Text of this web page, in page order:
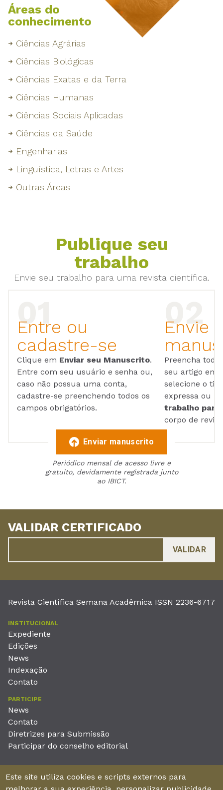
Áreas do
conhecimento
Ciências Agrárias
Ciências Biológicas
Ciências Exatas e da Terra
Ciências Humanas
Ciências Sociais Aplicadas
Ciências da Saúde
Engenharias
Linguística, Letras e Artes
Outras Áreas
Publique seu
trabalho
Envie seu trabalho para uma revista científica.
Entre ou
cadastre-se
Clique em Enviar seu Manuscrito.
Entre com seu usuário e senha ou,
caso não possua uma conta,
cadastre-se preenchendo todos os
campos obrigatórios.
Envie
Preencha
seu artigo em
selecione o
expressa ou
trabalho para
corpo de
Enviar manuscrito
Periódico mensal de acesso livre e
gratuito, devidamente registrada junto
ao IBICT.
VALIDAR CERTIFICADO
Revista Científica Semana Acadêmica ISSN 2236-6717
INSTITUCIONAL
Expediente
Edições
News
Indexação
Contato
PARTICIPE
News
Contato
Diretrizes para Submissão
Participar do conselho editorial
Unieducar Inteligência Educacional Ltda
Este site utiliza cookies e scripts externos para